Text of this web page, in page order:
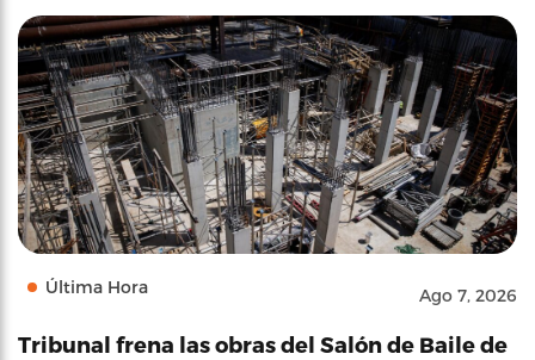
Última Hora Ago 7, 2026
Tribunal frena las obras del Salón de Baile de